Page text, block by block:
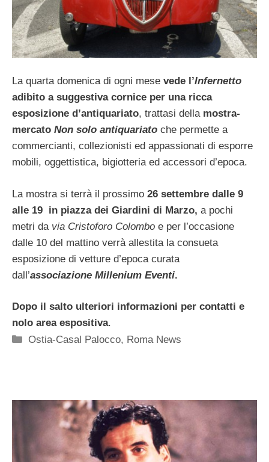
La quarta domenica di ogni mese vede l’Infernetto
adibito a suggestiva cornice per una ricca
esposizione d’antiquariato, trattasi della mostra-
mercato Non solo antiquariato che permette a
commercianti, collezionisti ed appassionati di esporre
mobili, oggettistica, bigiotteria ed accessori d’epoca.
La mostra si terrà il prossimo 26 settembre dalle 9
alle 19 in piazza dei Giardini di Marzo, a pochi
metri da via Cristoforo Colombo e per l’occasione
dalle 10 del mattino verrà allestita la consueta
esposizione di vetture d’epoca curata
dall’associazione Millenium Eventi.
Dopo il salto ulteriori informazioni per contatti e
nolo area espositiva.
Categorie
Ostia-Casal Palocco, Roma News